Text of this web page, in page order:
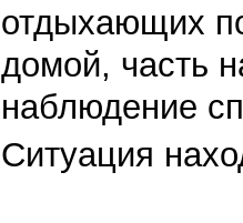
отдыхающих
домой, часть
наблюдение
Ситуация